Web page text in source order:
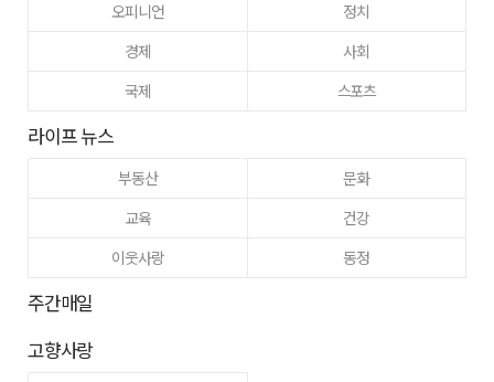
오피니언
정치
경제
사회
국제
스포츠
라이프 뉴스
부동산
문화
교육
건강
이웃사랑
동정
주간매일
고향사랑